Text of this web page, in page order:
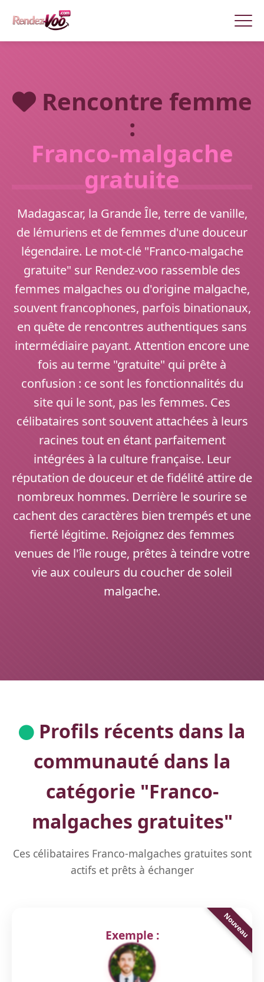
Rencontre femme
:
Franco-malgache
gratuite
Madagascar, la Grande Île, terre de vanille,
de lémuriens et de femmes d'une douceur
légendaire. Le mot-clé "Franco-malgache
gratuite" sur Rendez-voo rassemble des
femmes malgaches ou d'origine malgache,
souvent francophones, parfois binationaux,
en quête de rencontres authentiques sans
intermédiaire payant. Attention encore une
fois au terme "gratuite" qui prête à
confusion : ce sont les fonctionnalités du
site qui le sont, pas les femmes. Ces
célibataires sont souvent attachées à leurs
racines tout en étant parfaitement
intégrées à la culture française. Leur
réputation de douceur et de fidélité attire de
nombreux hommes. Derrière le sourire se
cachent des caractères bien trempés et une
fierté légitime. Rejoignez des femmes
venues de l'île rouge, prêtes à teindre votre
vie aux couleurs du coucher de soleil
malgache.
Profils récents dans la
communauté dans la
catégorie "Franco-
malgaches gratuites"
Ces célibataires Franco-malgaches gratuites sont
actifs et prêts à échanger
Exemple :